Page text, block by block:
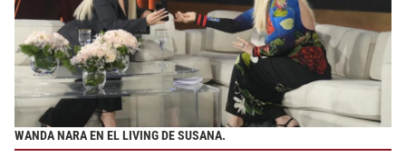
WANDA NARA EN EL LIVING DE SUSANA.